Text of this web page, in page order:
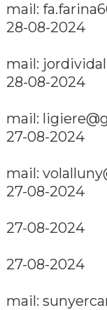
mail:
28-08-2024
mail:
28-08-2024
mail:
27-08-2024
mail:
27-08-2024
27-08-2024
27-08-2024
mail: